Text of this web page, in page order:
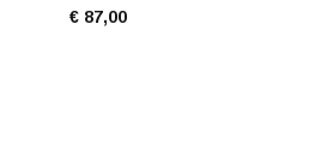
€ 87,00